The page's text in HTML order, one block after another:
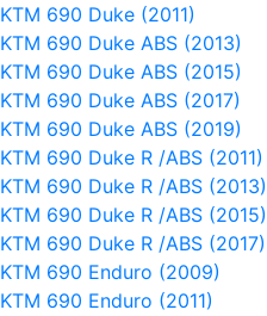
KTM 690 Duke (2011)
KTM 690 Duke ABS (2013)
KTM 690 Duke ABS (2015)
KTM 690 Duke ABS (2017)
KTM 690 Duke ABS (2019)
KTM 690 Duke R /ABS (2011)
KTM 690 Duke R /ABS (2013)
KTM 690 Duke R /ABS (2015)
KTM 690 Duke R /ABS (2017)
KTM 690 Enduro (2009)
KTM 690 Enduro (2011)